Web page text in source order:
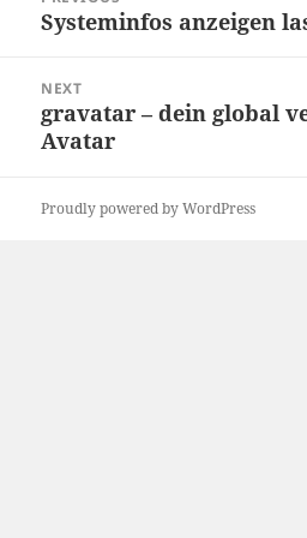
navigation
Previous
Systeminfos anzeigen
NEXT
Next
post:
gravatar – dein global
Avatar
Proudly powered by WordPress